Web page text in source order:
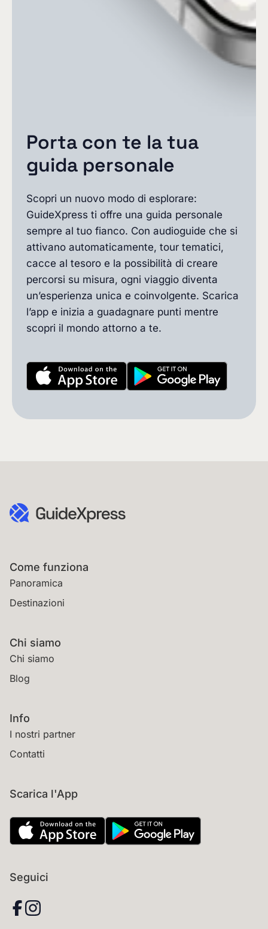
Porta con te la tua
guida personale
Scopri un nuovo modo di esplorare:
GuideXpress ti offre una guida personale
sempre al tuo fianco. Con audioguide che si
attivano automaticamente, tour tematici,
cacce al tesoro e la possibilità di creare
percorsi su misura, ogni viaggio diventa
un’esperienza unica e coinvolgente. Scarica
l’app e inizia a guadagnare punti mentre
scopri il mondo attorno a te.
Come funziona
Panoramica
Destinazioni
Chi siamo
Chi siamo
Blog
Info
I nostri partner
Contatti
Scarica l'App
Seguici